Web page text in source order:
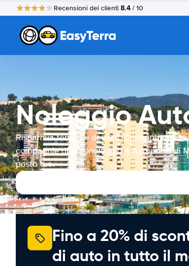
Recensioni dei clienti 8.4 / 10
Noleggio
Risparmia tempo e denaro. Confrontiamo
compagnie di autonoleggio a Aeroporto di
posto tuo.
Fino a 20% di
di auto in tutto il